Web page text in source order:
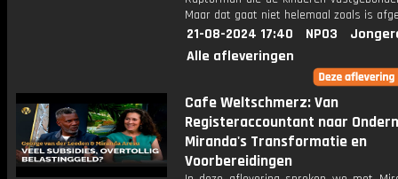
Maar dat gaat niet helemaal zoals is
21-08-2024 17:40 NPO3
Alle afleveringen
Cafe Weltschmerz: Van
Registeraccountant naar
Miranda's Transformatie en
Voorbereidingen